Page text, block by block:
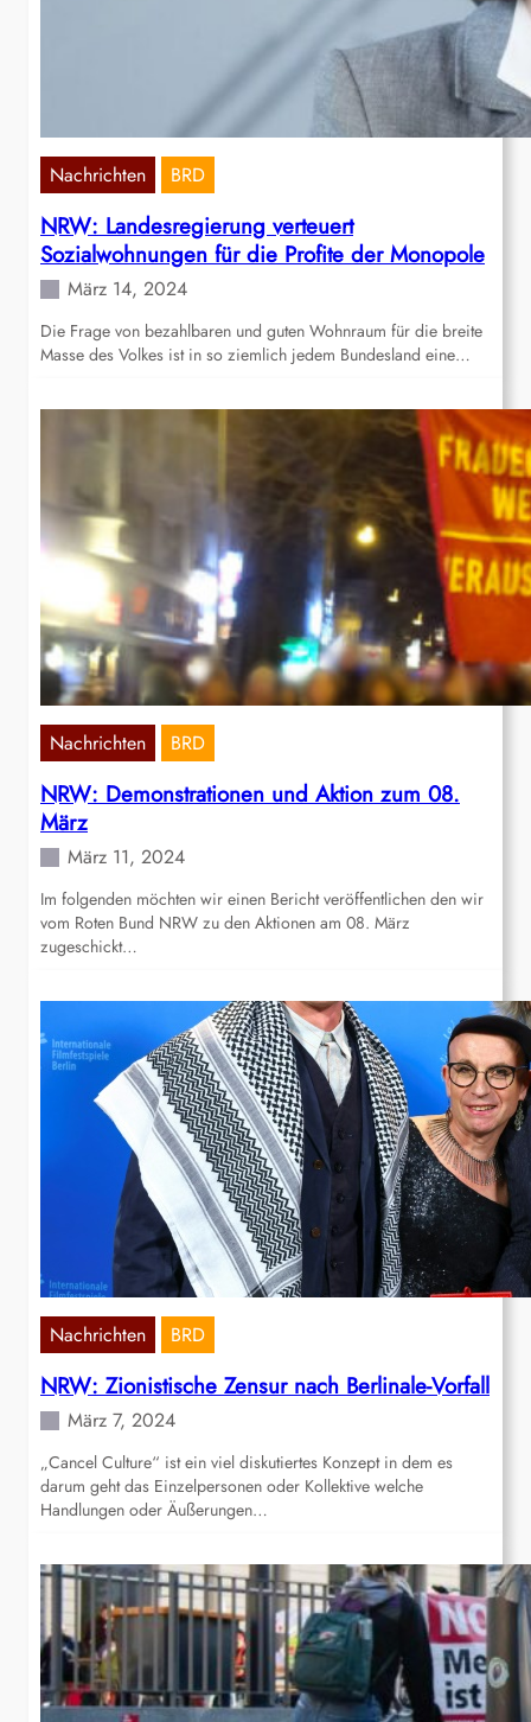
Nachrichten BRD
NRW: Landesregierung verteuert
Sozialwohnungen für die Profite der Monopole
März 14, 2024
Die Frage von bezahlbaren und guten Wohnraum für die breite
Masse des Volkes ist in so ziemlich jedem Bundesland eine…
Nachrichten BRD
NRW: Demonstrationen und Aktion zum 08.
März
März 11, 2024
Im folgenden möchten wir einen Bericht veröffentlichen den wir
vom Roten Bund NRW zu den Aktionen am 08. März
zugeschickt…
Nachrichten BRD
NRW: Zionistische Zensur nach Berlinale-Vorfall
März 7, 2024
„Cancel Culture“ ist ein viel diskutiertes Konzept in dem es
darum geht das Einzelpersonen oder Kollektive welche
Handlungen oder Äußerungen…